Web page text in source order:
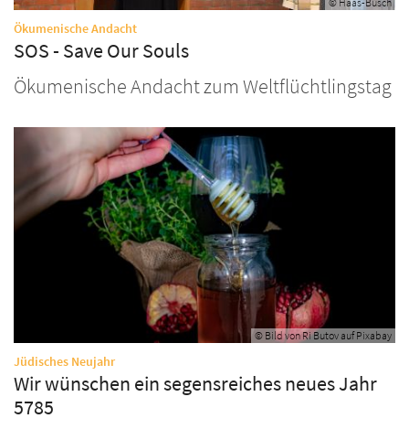
Ökumenische Andacht:
SOS - Save Our Souls
Ökumenische Andacht zum Weltflüchtlingstag
© Bild von Ri Butov auf Pixabay
Jüdisches Neujahr:
Wir wünschen ein segensreiches neues Jahr
5785